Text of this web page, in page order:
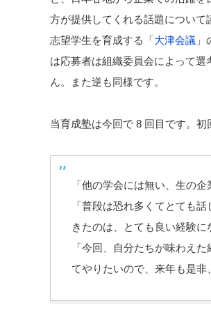
方が提供してくれる話題につい
志望学生を育成する「大津会議
は応募者は組織委員会によって
ん。また逆も同様です。
当育成塾は今回で 8 回目です。初
「他の学会には無い、生の
「普段は恐れ多くてとても
きたのは、とても良い経験に
「今回、自分たちが味わえ
てやりたいので、来年も是非